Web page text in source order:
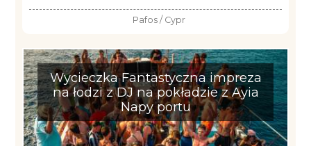
Pafos / Cypr
Wycieczka Fantastyczna impreza
na łodzi z DJ na pokładzie z Ayia
Napy portu